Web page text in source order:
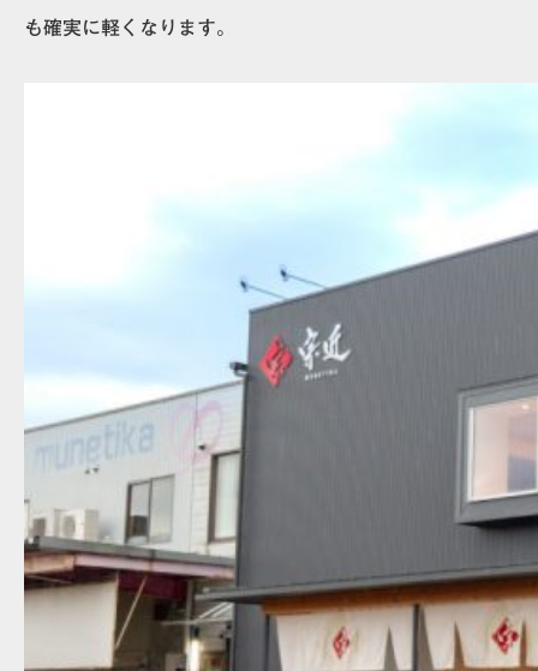
も確実に軽くなります。